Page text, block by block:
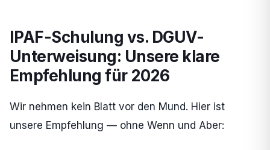
IPAF-Schulung vs. DGUV-
Unterweisung: Unsere klare
Empfehlung für 2026
Wir nehmen kein Blatt vor den Mund. Hier ist
unsere Empfehlung — ohne Wenn und Aber: